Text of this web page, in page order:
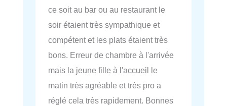
ce soit au bar ou au restaurant le
soir étaient très sympathique et
compétent et les plats étaient très
bons. Erreur de chambre à l'arrivée
mais la jeune fille à l'accueil le
matin très agréable et très pro a
réglé cela très rapidement. Bonnes